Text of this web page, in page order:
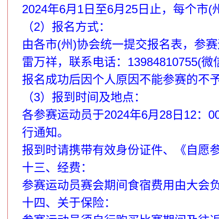
2024年6月1日至6月25日止，每个市
（2）报名方式：
由各市(州)协会统一提交报名表，参
雷万祥，联系电话：13984810755(微
报名成功后因个人原因不能参赛的不
（3）报到时间及地点：
各参赛运动员于2024年6月28日12：
行通知。
报到时请携带有效身份证件、《自愿
十三、经费：
参赛运动员赛会期间食宿费用由大会
十四、关于保险：